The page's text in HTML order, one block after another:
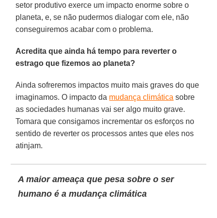
setor produtivo exerce um impacto enorme sobre o
planeta, e, se não pudermos dialogar com ele, não
conseguiremos acabar com o problema.
Acredita que ainda há tempo para reverter o
estrago que fizemos ao planeta?
Ainda sofreremos impactos muito mais graves do que
imaginamos. O impacto da mudança climática sobre
as sociedades humanas vai ser algo muito grave.
Tomara que consigamos incrementar os esforços no
sentido de reverter os processos antes que eles nos
atinjam.
A maior ameaça que pesa sobre o ser
humano é a mudança climática